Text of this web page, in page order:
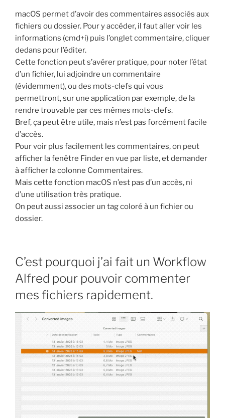
macOS permet d’avoir des commentaires associés aux
fichiers ou dossier. Pour y accéder, il faut aller voir les
informations (cmd+i) puis l’onglet commentaire, cliquer
dedans pour l’éditer.
Cette fonction peut s’avérer pratique, pour noter l’état
d’un fichier, lui adjoindre un commentaire
(évidemment), ou des mots-clefs qui vous
permettront, sur une application par exemple, de la
rendre trouvable par ces mêmes mots-clefs.
Bref, ça peut être utile, mais n’est pas forcément facile
d’accès.
Pour voir plus facilement les commentaires, on peut
afficher la fenêtre Finder en vue par liste, et demander
à afficher la colonne Commentaires.
Mais cette fonction macOS n’est pas d’un accès, ni
d’une utilisation très pratique.
On peut aussi associer un tag coloré à un fichier ou
dossier.
C’est pourquoi j’ai fait un Workflow
Alfred pour pouvoir commenter
mes fichiers rapidement.